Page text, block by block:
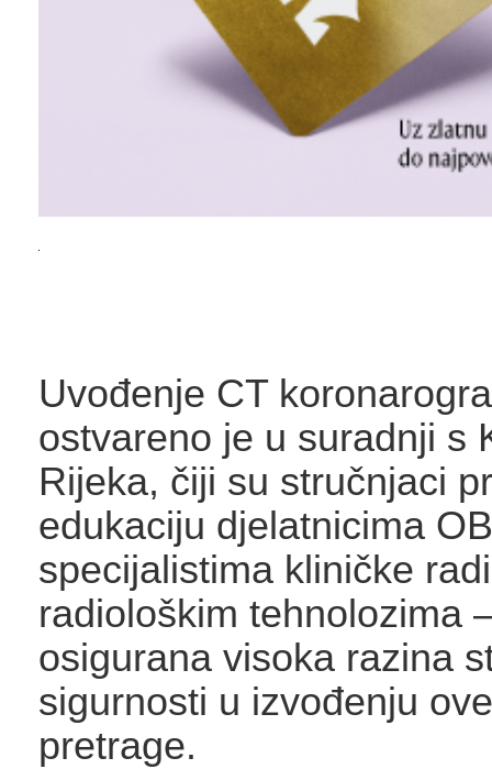
Uvođenje CT
ostvareno je u suradnji s
Rijeka, čiji su stručnjaci
edukaciju djelatnicima
specijalistima kliničke
radiološkim tehnolozima
osigurana visoka razina
sigurnosti u izvođenju
pretrage.